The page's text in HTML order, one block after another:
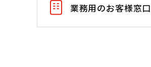
業務用のお客様窓口